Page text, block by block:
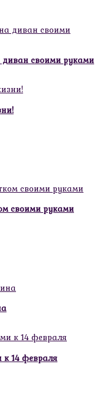
своими руками
своими руками
к 14 февраля